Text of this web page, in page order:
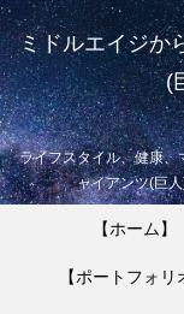
ミドルエイジか
(
ライフスタイル、健康
ャイアンツ(巨
【ホーム】
【ポートフォリ